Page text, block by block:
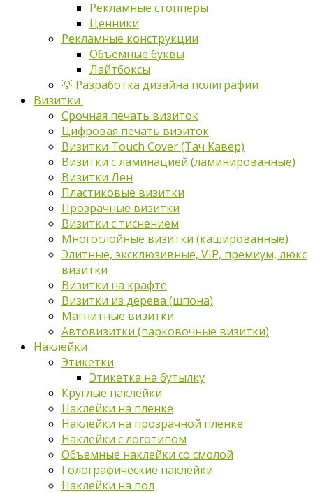
Рекламные стопперы
Ценники
Рекламные конструкции
Объемные буквы
Лайтбоксы
💡 Разработка дизайна полиграфии
Визитки
Срочная печать визиток
Цифровая печать визиток
Визитки Touch Cover (Тач Кавер)
Визитки с ламинацией (ламинированные)
Визитки Лен
Пластиковые визитки
Прозрачные визитки
Визитки с тиснением
Многослойные визитки (кашированные)
Элитные, эксклюзивные, VIP, премиум, люкс
визитки
Визитки на крафте
Визитки из дерева (шпона)
Магнитные визитки
Автовизитки (парковочные визитки)
Наклейки
Этикетки
Этикетка на бутылку
Круглые наклейки
Наклейки на пленке
Наклейки на прозрачной пленке
Наклейки с логотипом
Объемные наклейки со смолой
Голографические наклейки
Наклейки на пол